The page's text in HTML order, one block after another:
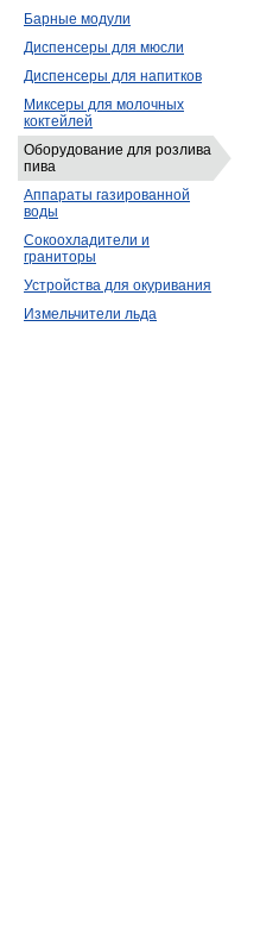
Барные модули
Диспенсеры для мюсли
Диспенсеры для напитков
Миксеры для молочных
коктейлей
Оборудование для розлива
пива
Аппараты газированной
воды
Сокоохладители и
граниторы
Устройства для окуривания
Измельчители льда